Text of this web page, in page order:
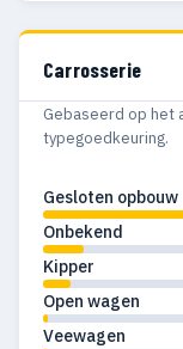
Carrosserie
Gebaseerd op het
typegoedkeuring.
Gesloten opbouw
Onbekend
Kipper
Open wagen
Veewagen